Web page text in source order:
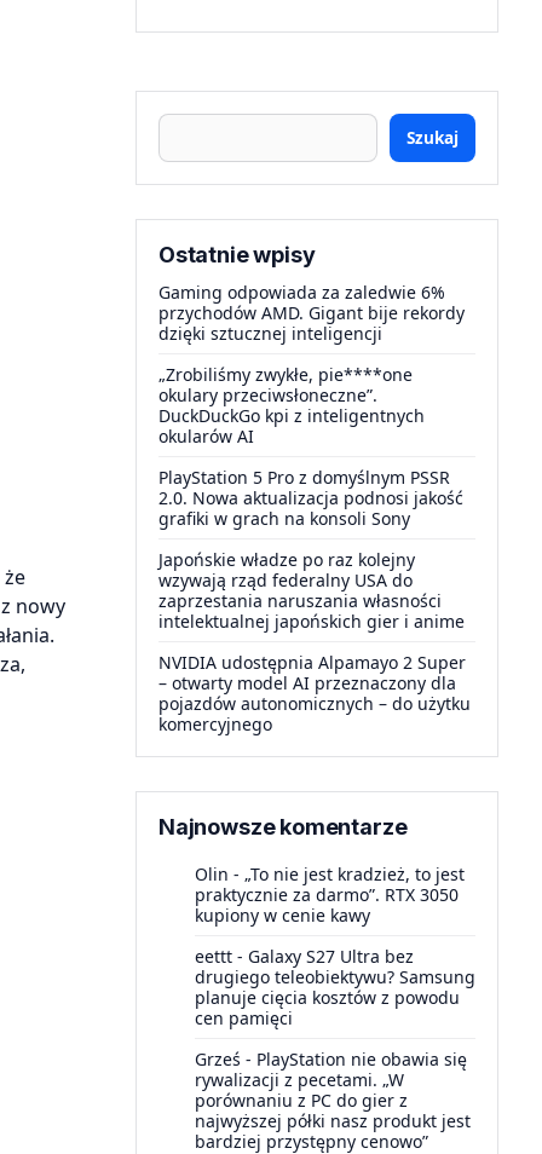
nowy
Szukaj
Ostatnie wpisy
Gaming odpowiada za zaledwie 6%
przychodów AMD. Gigant bije rekordy
dzięki sztucznej inteligencji
„Zrobiliśmy zwykłe, pie****one
okulary przeciwsłoneczne”.
DuckDuckGo kpi z inteligentnych
okularów AI
PlayStation 5 Pro z domyślnym PSSR
2.0. Nowa aktualizacja podnosi jakość
grafiki w grach na konsoli Sony
Japońskie władze po raz kolejny
wzywają rząd federalny USA do
zaprzestania naruszania własności
intelektualnej japońskich gier i anime
NVIDIA udostępnia Alpamayo 2 Super
– otwarty model AI przeznaczony dla
pojazdów autonomicznych – do użytku
komercyjnego
Najnowsze komentarze
Olin - „To nie jest kradzież, to jest
praktycznie za darmo”. RTX 3050
kupiony w cenie kawy
eettt - Galaxy S27 Ultra bez
drugiego teleobiektywu? Samsung
planuje cięcia kosztów z powodu
cen pamięci
Grześ - PlayStation nie obawia się
rywalizacji z pecetami. „W
porównaniu z PC do gier z
najwyższej półki nasz produkt jest
bardziej przystępny cenowo”